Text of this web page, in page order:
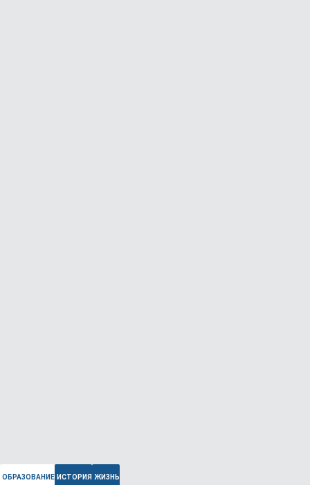
ОБРАЗОВАНИЕ ИСТОРИЯ ЖИЗНЬ